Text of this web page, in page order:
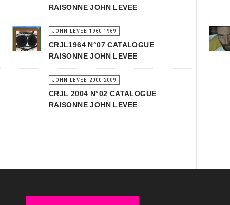
RAISONNE JOHN LEVEE
JOHN LEVEE 1960-1969
CRJL1964 N°07 CATALOGUE
RAISONNE JOHN LEVEE
JOHN LEVEE 2000-2009
CRJL 2004 N°02 CATALOGUE
RAISONNE JOHN LEVEE